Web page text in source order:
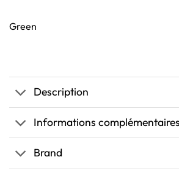
Green
Description
Informations complémentaires
Brand